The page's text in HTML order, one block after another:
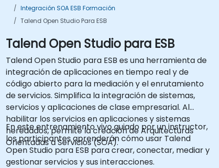
Integración SOA ESB Formación
Talend Open Studio Para ESB
Talend Open Studio para ESB
Talend Open Studio para ESB es una herramienta de
integración de aplicaciones en tiempo real y de
código abierto para la mediación y el enrutamiento
de servicios. Simplifica la integración de sistemas,
servicios y aplicaciones de clase empresarial. Al
habilitar los servicios en aplicaciones y sistemas
heredados, permite la creación de Arquitecturas
Orientadas a Servicios (SOA).
En este entrenamiento vivo guiado por un instructor,
los participantes aprenderán cómo usar Talend
Open Studio para ESB para crear, conectar, mediar y
gestionar servicios y sus interacciones.